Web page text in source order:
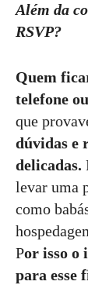
Além da
RSVP?
Quem
telefone
que
dúvidas e
delicadas.
levar uma
como
Por isso o
para esse